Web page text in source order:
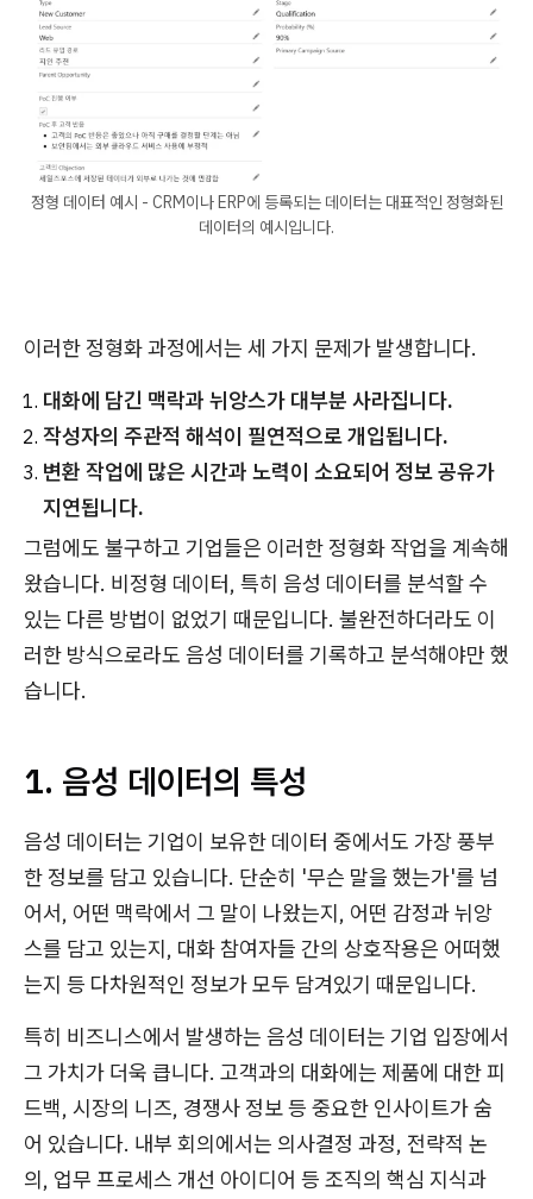
정형 데이터 예시 - CRM이나 ERP에 등록되는 데이터는 대표적인 정형화된
데이터의 예시입니다.
이러한 정형화 과정에서는 세 가지 문제가 발생합니다.
대화에 담긴 맥락과 뉘앙스가 대부분 사라집니다.
작성자의 주관적 해석이 필연적으로 개입됩니다.
변환 작업에 많은 시간과 노력이 소요되어 정보 공유가
지연됩니다.
그럼에도 불구하고 기업들은 이러한 정형화 작업을 계속해
왔습니다. 비정형 데이터, 특히 음성 데이터를 분석할 수
있는 다른 방법이 없었기 때문입니다. 불완전하더라도 이
러한 방식으로라도 음성 데이터를 기록하고 분석해야만 했
습니다.
1. 음성 데이터의 특성
음성 데이터는 기업이 보유한 데이터 중에서도 가장 풍부
한 정보를 담고 있습니다. 단순히 '무슨 말을 했는가'를 넘
어서, 어떤 맥락에서 그 말이 나왔는지, 어떤 감정과 뉘앙
스를 담고 있는지, 대화 참여자들 간의 상호작용은 어떠했
는지 등 다차원적인 정보가 모두 담겨있기 때문입니다.
특히 비즈니스에서 발생하는 음성 데이터는 기업 입장에서
그 가치가 더욱 큽니다. 고객과의 대화에는 제품에 대한 피
드백, 시장의 니즈, 경쟁사 정보 등 중요한 인사이트가 숨
어 있습니다. 내부 회의에서는 의사결정 과정, 전략적 논
의, 업무 프로세스 개선 아이디어 등 조직의 핵심 지식과